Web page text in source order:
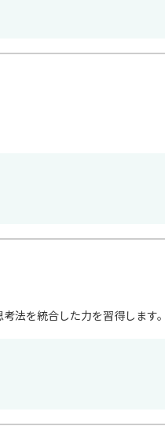
法を統合した力を習得します。